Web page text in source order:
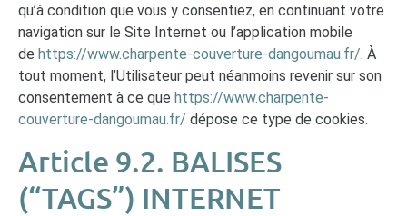
qu’à condition que vous y consentiez, en continuant votre
navigation sur le Site Internet ou l’application mobile
de https://www.charpente-couverture-dangoumau.fr/. À
tout moment, l’Utilisateur peut néanmoins revenir sur son
consentement à ce que https://www.charpente-
couverture-dangoumau.fr/ dépose ce type de cookies.
Article 9.2. BALISES
(“TAGS”) INTERNET